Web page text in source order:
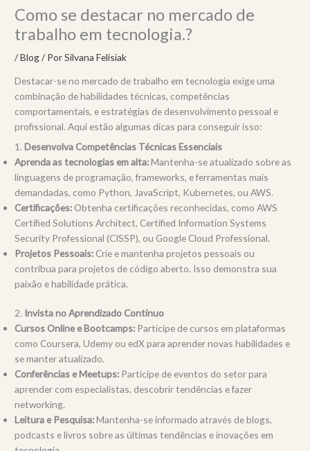
Como se destacar no mercado de
trabalho em tecnologia.?
/Blog/ PorSilvana Felisiak
Destacar-se no mercado de trabalho em tecnologia exige uma
combinação de habilidades técnicas, competências
comportamentais, e estratégias de desenvolvimento pessoal e
profissional. Aqui estão algumas dicas para conseguir isso:
1.Desenvolva Competências Técnicas Essenciais
Aprenda as tecnologias em alta:Mantenha-se atualizado sobre as
linguagens de programação, frameworks, e ferramentas mais
demandadas, como Python, JavaScript, Kubernetes, ou AWS.
Certificações: Obtenha certificações reconhecidas, como AWS
Certified Solutions Architect, Certified Information Systems
Security Professional (CISSP), ou Google Cloud Professional.
Projetos Pessoais: Crie e mantenha projetos pessoais ou
contribua para projetos de código aberto. Isso demonstra sua
paixão e habilidade prática.
2. Invista no Aprendizado Contínuo
Cursos Online e Bootcamps: Participe de cursos em plataformas
como Coursera, Udemy ou edX para aprender novas habilidades e
se manter atualizado.
Conferências e Meetups: Participe de eventos do setor para
aprender com especialistas, descobrir tendências e fazer
networking.
Leitura e Pesquisa:Mantenha-se informado através de blogs,
podcasts e livros sobre as últimas tendências e inovações em